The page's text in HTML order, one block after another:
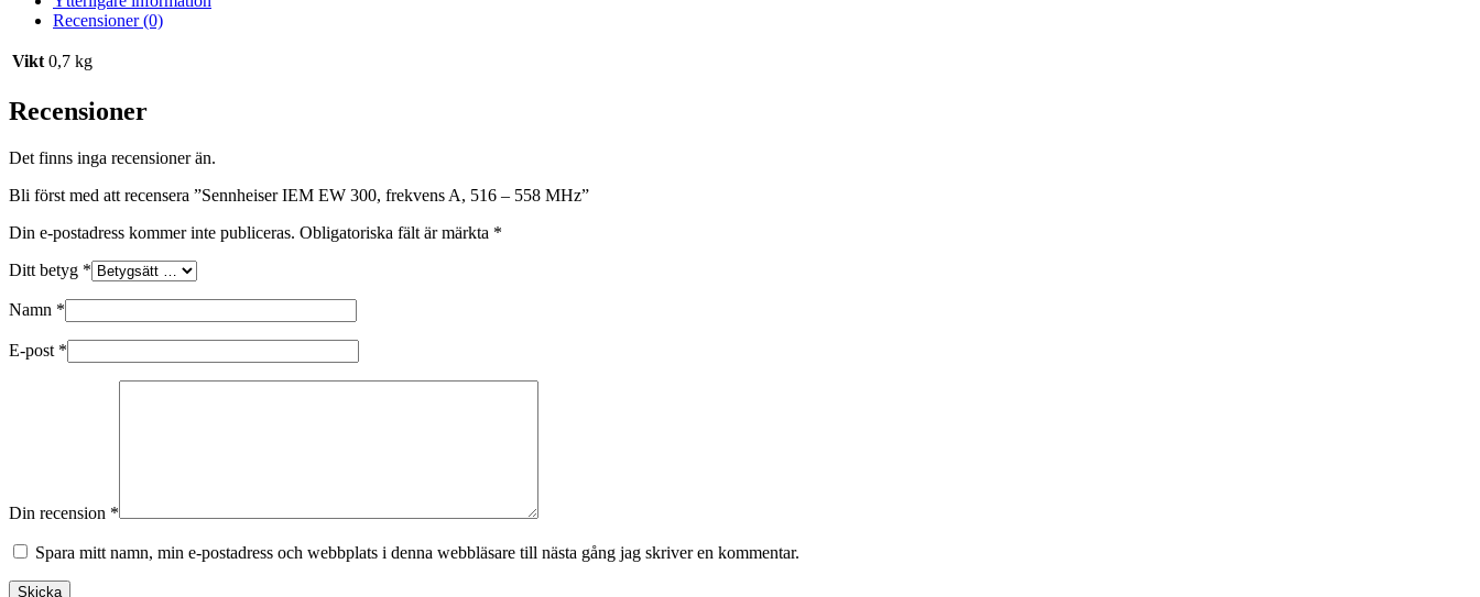
Recensioner (0)
Vikt 0,7 kg
Recensioner
Det finns inga recensioner än.
Bli först med att recensera ”Sennheiser IEM EW 300, frekvens A, 516 – 558 MHz”
Din e-postadress kommer inte publiceras. Obligatoriska fält är märkta *
Ditt betyg *
Namn *
E-post *
Din recension *
Spara mitt namn, min e-postadress och webbplats i denna webbläsare till nästa gång jag skriver en kommentar.
Skicka